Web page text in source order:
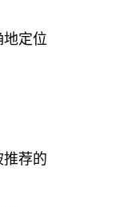
定位
荐的